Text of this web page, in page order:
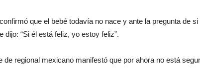
que el bebé todavía no nace y ante la pregunta de
dijo: “Si él está feliz, yo estoy feliz”.
de regional mexicano manifestó que por ahora no está